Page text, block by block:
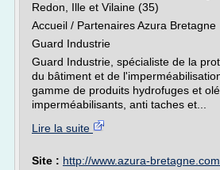
Redon, Ille et Vilaine (35)
Accueil / Partenaires Azura Bretagne
Guard Industrie
Guard Industrie, spécialiste de la
du bâtiment et de
gamme de produits hydrofuges et
imperméabilisants, anti taches et...
Lire la suite
Site : http://www.azura-bretagne.com